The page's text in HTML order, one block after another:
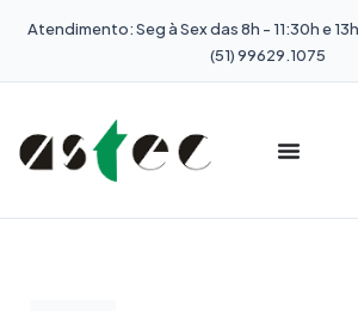
Atendimento: Seg à Sex das 8h - 11:30h e
(51) 99629.1075